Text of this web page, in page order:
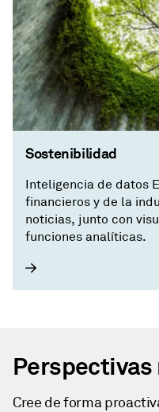
Sostenibilidad
Inteligencia de datos
financieros y de la
noticias, junto con
funciones analíticas.
Cree de forma